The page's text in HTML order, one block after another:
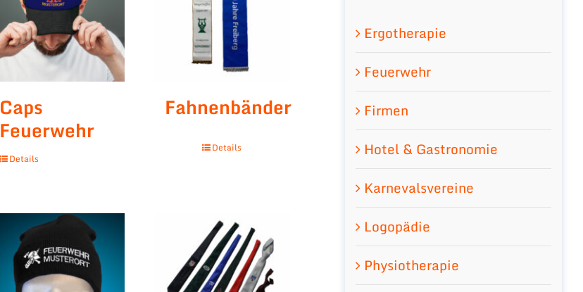
Caps
Feuerwehr
Details
Fahnenbänder
Details
Ergotherapie
Feuerwehr
Firmen
Hotel & Gastronomie
Karnevalsvereine
Logopädie
Physiotherapie